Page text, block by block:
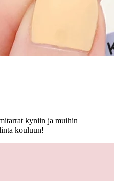
kyniin ja muihin
kouluun!